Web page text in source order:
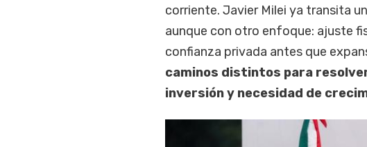
corriente. Javier Milei ya transita
aunque con otro enfoque: ajuste
confianza privada antes que
caminos distintos para
inversión y necesidad de